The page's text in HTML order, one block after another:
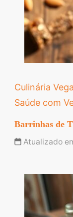
Culinária
Saúde com
Barrinhas de
Atualizado